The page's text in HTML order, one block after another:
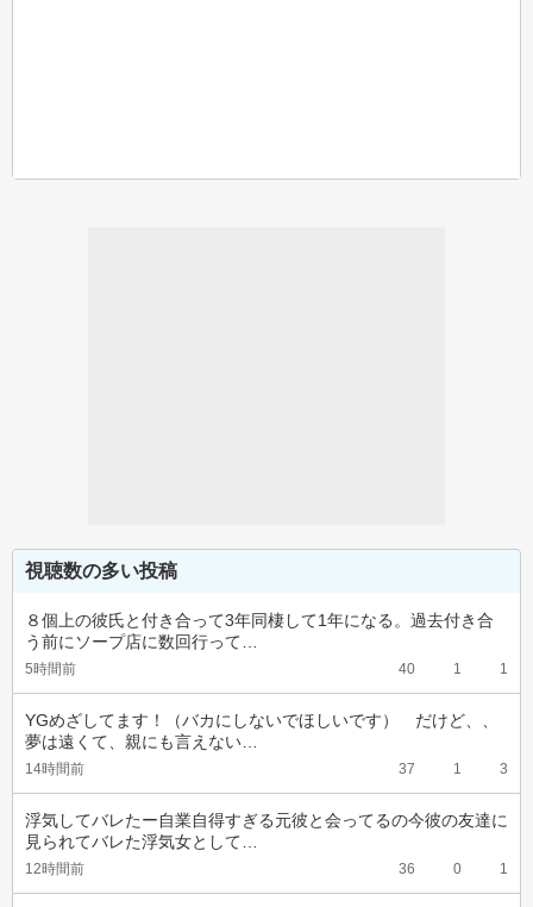
視聴数の多い投稿
８個上の彼氏と付き合って3年同棲して1年になる。過去付き合
う前にソープ店に数回行って…
5時間前 40 1 1
YGめざしてます！（バカにしないでほしいです）　だけど、、
夢は遠くて、親にも言えない…
14時間前 37 1 3
浮気してバレたー自業自得すぎる元彼と会ってるの今彼の友達に
見られてバレた浮気女として…
12時間前 36 0 1